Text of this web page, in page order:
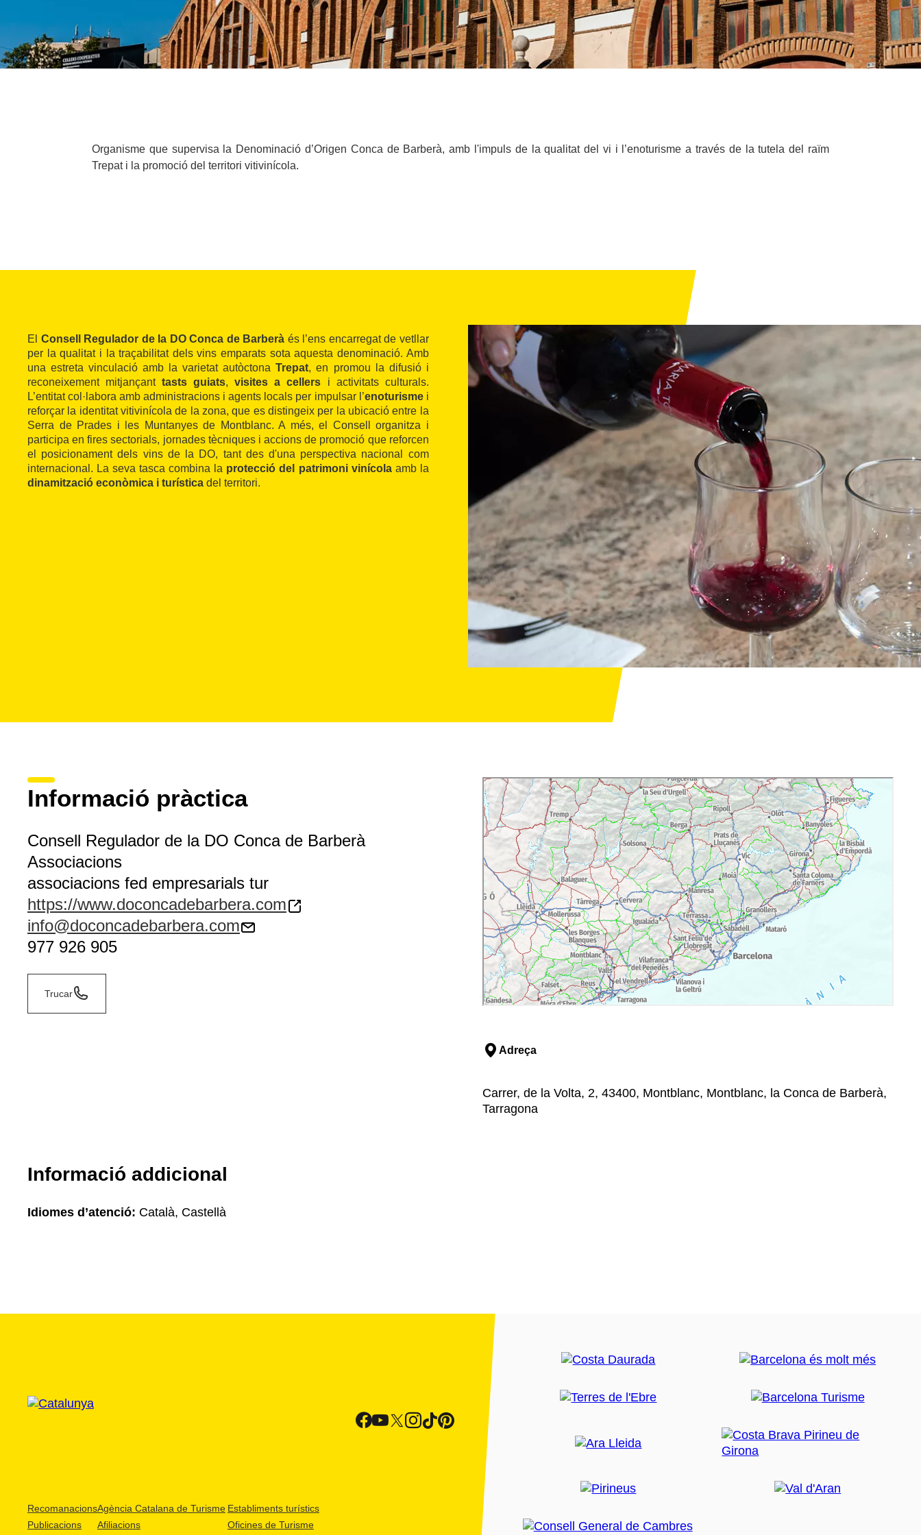
Organisme que supervisa la Denominació d’Origen Conca de Barberà, amb l'impuls de la qualitat del vi i l’enoturisme a través de la tutela del raïm
Trepat i la promoció del territori vitivinícola.
El Consell Regulador de la DO Conca de Barberà és l’ens encarregat de vetllar
per la qualitat i la traçabilitat dels vins emparats sota aquesta denominació. Amb
una estreta vinculació amb la varietat autòctonaTrepat, en promou la difusió i
reconeixement mitjançanttasts guiats,visites a cellers i activitats culturals.
L’entitat col·labora amb administracions i agents locals per impulsar l’enoturismei
reforçar la identitat vitivinícola de la zona, que es distingeix per la ubicació entre la
Serra de Prades i les Muntanyes de Montblanc. A més, el Consell organitza i
participa en fires sectorials, jornades tècniques i accions de promoció que reforcen
el posicionament dels vins de la DO, tant des d'una perspectiva nacional com
internacional. La seva tasca combina la protecció del patrimoni vinícolaamb la
dinamització econòmica i turística del territori.
Informació pràctica
Consell Regulador de la DO Conca de Barberà
Associacions
associacions fed empresarials tur
https://www.doconcadebarbera.com
info@doconcadebarbera.com
977 926 905
Trucar
Adreça
Carrer, de la Volta, 2, 43400, Montblanc, Montblanc, la Conca de Barberà,
Tarragona
Informació addicional
Idiomes d’atenció: Català, Castellà
Recomanacions
Publicacions
Agència Catalana de Turisme
Afiliacions
Establiments turístics
Oficines de Turisme